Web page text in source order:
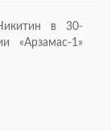
в 30-
«Арзамас-1»